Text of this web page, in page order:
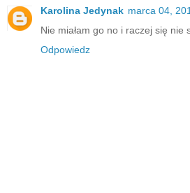
Karolina Jedynak marca 04,
Nie miałam go no i raczej się nie
Odpowiedz